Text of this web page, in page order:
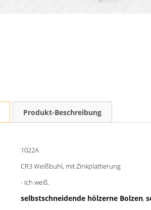
Produkt-Beschreibung
1022A
CR3 Weißbuhl, mit Zinkplattierung
- Ich weiß.
selbstschneidende hölzerne Bolzen,